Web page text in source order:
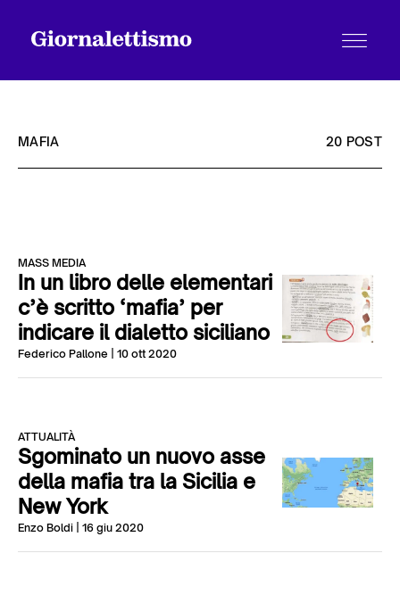
Chi siamo
Contatti
MAFIA 20 POST
MASS MEDIA
In un libro delle elementari
c’è scritto ‘mafia’ per
indicare il dialetto siciliano
Federico Pallone | 10 ott 2020
ATTUALITÀ
Sgominato un nuovo asse
della mafia tra la Sicilia e
New York
Enzo Boldi | 16 giu 2020